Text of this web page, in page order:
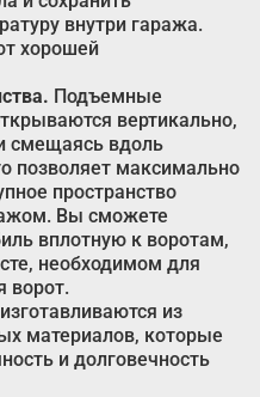
внутри гаража.
хорошей
Подъемные
вертикально,
смещаясь вдоль
позволяет максимально
пространство
Вы сможете
вплотную к воротам,
необходимом для
ворот.
из
материалов, которые
и долговечность